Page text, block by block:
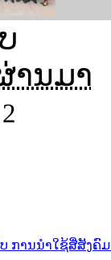
ານມາ
ການນໍາໃຊ້ສື່ສັງຄົ